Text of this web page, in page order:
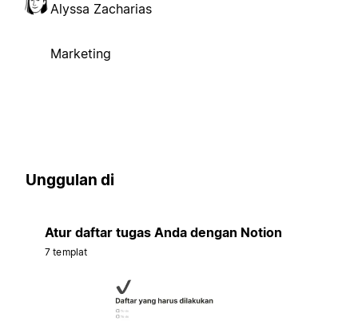
Alyssa Zacharias
Marketing
Unggulan di
Atur daftar tugas Anda dengan Notion
7 templat